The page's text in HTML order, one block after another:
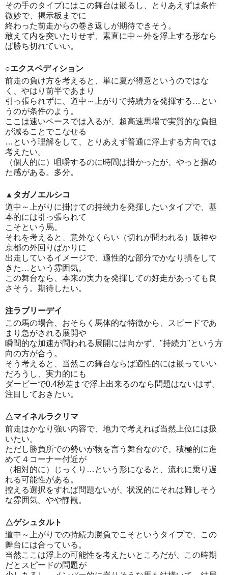
その手のタイプにはこの舞台は嵌るし、とりあえずは条件
微妙で、掲示板までに
終わった前走からの巻き返しが期待できそう。
敢えて内を突いたりせず、素直に中～外を浮上する形なら
ば勝ち切れていい。
○エクスペディション
前走の負け方を考えると、単に夏が得意というのではな
く、やはり前半であまり
引っ張られずに、道中～上がりで持続力を発揮する…とい
うのが条件のよう。
ここは速いペースでは入るが、超高速馬場で実質的な負担
が減ることでこなせる
…という理解をして、とりあえず普通に浮上する方向では
考えたい。
（個人的に）咀嚼するのに時間は掛かったが、やっと掴め
た感がある。多分。
▲タガノエルシコ
道中～上がりに掛けての持続力を発揮したいタイプで、基
本的には引っ張られて
こそという馬。
それを考えると、意外なくらい（切れが問われる）阪神や
京都の外回りばかりに
出走しているイメージで、適性的な部分でかなり損をして
きた…という雰囲気。
この舞台なら、本来の実力を発揮しての好走があっても良
さそう。期待したい。
注ラブリーデイ
この馬の場合、おそらく馬体的な特徴から、スピードであ
まり急がされる展開や
瞬間的な加速が問われる展開には向かず、"持続力"という方
向の方が合う。
そう考えると、当然この舞台ならば適性的には嵌っていい
だろうし、実力的にも
ダービーで0.4秒差まで浮上出来るのなら問題はないはず。
注目しておきたい。
△マイネルラクリマ
前走はかなり強い内容で、地力で考えれば当然上位には扱
いたい。
ただし勝負所での勢いが物を言う舞台なので、積極的に進
めて４コーナー付近が
（相対的に）じっくり…という形になると、流れに乗り遅
れる可能性がある。
控える選択をすれば問題ないが、状況的にそれは難しそう
な雰囲気。やや静観。
△ゲシュタルト
道中～上がりでの持続力勝負でこそというタイプで、この
舞台には合っている。
当然ここは浮上の可能性を考えたいところだが、この時期
だとスピードの問題が